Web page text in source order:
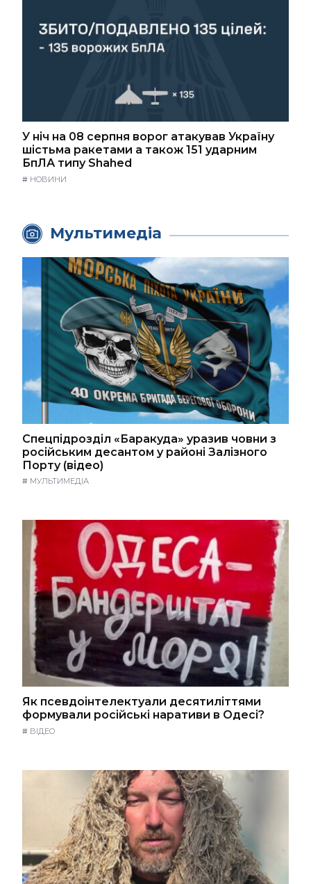
У ніч на 08 серпня ворог атакував Україну
шістьма ракетами а також 151 ударним
БпЛА типу Shahed
# НОВИНИ
Мультимедіа
Спецпідрозділ «Баракуда» уразив човни з
російським десантом у районі Залізного
Порту (відео)
# МУЛЬТИМЕДІА
Як псевдоінтелектуали десятиліттями
формували російські наративи в Одесі?
# ВІДЕО